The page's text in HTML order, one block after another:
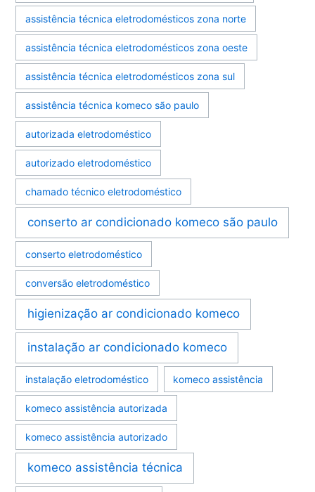
assistência técnica eletrodomésticos zona norte
assistência técnica eletrodomésticos zona oeste
assistência técnica eletrodomésticos zona sul
assistência técnica komeco são paulo
autorizada eletrodoméstico
autorizado eletrodoméstico
chamado técnico eletrodoméstico
conserto ar condicionado komeco são paulo
conserto eletrodoméstico
conversão eletrodoméstico
higienização ar condicionado komeco
instalação ar condicionado komeco
instalação eletrodoméstico komeco assistência
komeco assistência autorizada
komeco assistência autorizado
komeco assistência técnica